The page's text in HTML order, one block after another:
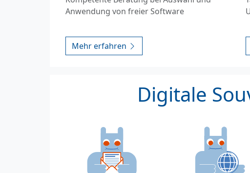
Anwendung von freier Software
Mehr erfahren
Digitale